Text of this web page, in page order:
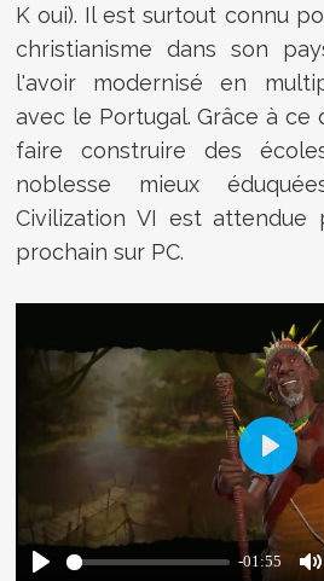
K oui). Il est surtout connu
christianisme dans son
l'avoir modernisé en
avec le Portugal. Grâce à ce
faire construire des
noblesse mieux
Civilization VI est attendue
prochain sur PC.